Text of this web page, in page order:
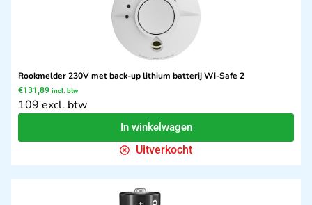
Rookmelder 230V met back-up lithium batterij Wi-Safe 2
€131,89 incl. btw
109 excl. btw
In winkelwagen
Uitverkocht